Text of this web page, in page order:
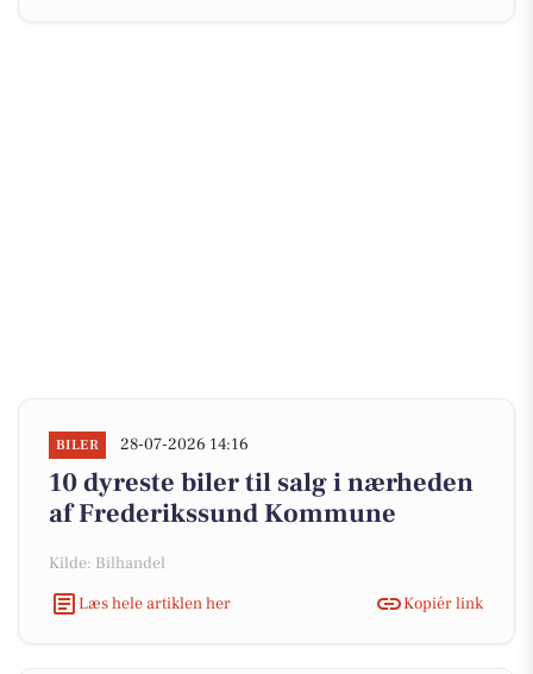
BILER 28-07-2026 14:16
10 dyreste biler til salg i nærheden
af Frederikssund Kommune
Kilde: Bilhandel
Læs hele artiklen her
Kopiér link